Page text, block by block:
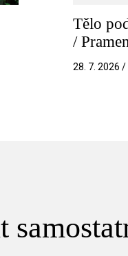
Tělo
/ Pramen
28. 7. 2026